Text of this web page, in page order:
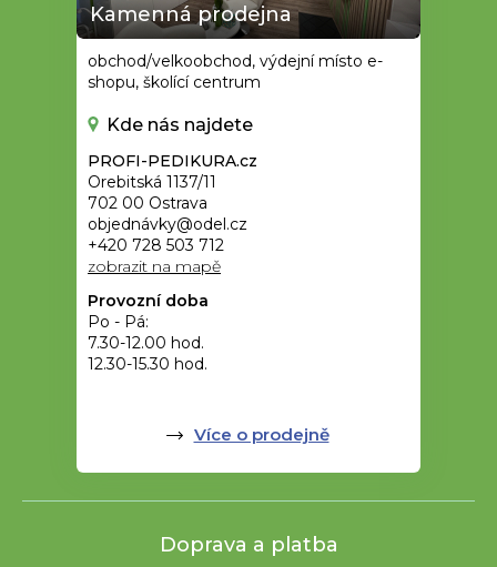
Kamenná prodejna
obchod/velkoobchod, výdejní místo e-
shopu, školící centrum
Kde nás najdete
PROFI-PEDIKURA.cz
Orebitská 1137/11
702 00 Ostrava
objednávky@odel.cz
+420 728 503 712
zobrazit na mapě
Provozní doba
Po - Pá:
7.30-12.00 hod.
12.30-15.30 hod.
Více o prodejně
Doprava a platba